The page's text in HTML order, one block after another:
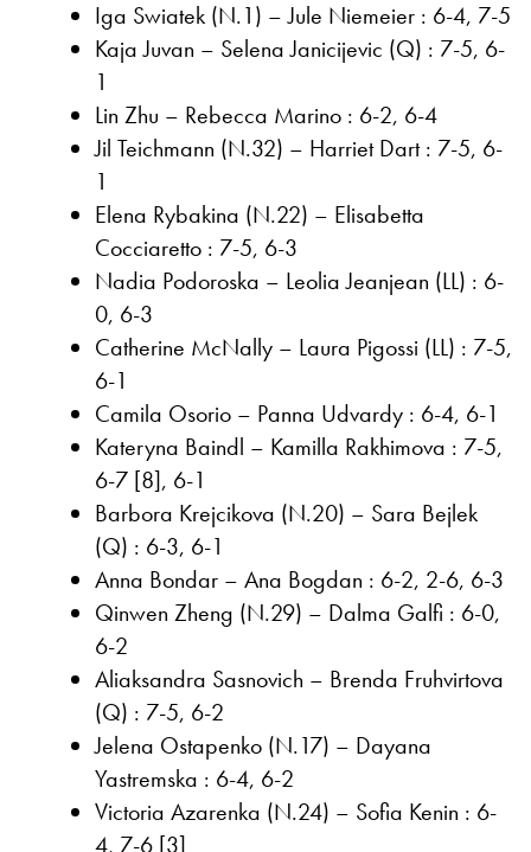
Iga Swiatek (N.1) – Jule Niemeier : 6-4, 7-5
Kaja Juvan – Selena Janicijevic (Q) : 7-5, 6-
1
Lin Zhu – Rebecca Marino : 6-2, 6-4
Jil Teichmann (N.32) – Harriet Dart : 7-5, 6-
1
Elena Rybakina (N.22) – Elisabetta
Cocciaretto : 7-5, 6-3
Nadia Podoroska – Leolia Jeanjean (LL) : 6-
0, 6-3
Catherine McNally – Laura Pigossi (LL) : 7-5,
6-1
Camila Osorio – Panna Udvardy : 6-4, 6-1
Kateryna Baindl – Kamilla Rakhimova : 7-5,
6-7 [8], 6-1
Barbora Krejcikova (N.20) – Sara Bejlek
(Q) : 6-3, 6-1
Anna Bondar – Ana Bogdan : 6-2, 2-6, 6-3
Qinwen Zheng (N.29) – Dalma Galfi : 6-0,
6-2
Aliaksandra Sasnovich – Brenda Fruhvirtova
(Q) : 7-5, 6-2
Jelena Ostapenko (N.17) – Dayana
Yastremska : 6-4, 6-2
Victoria Azarenka (N.24) – Sofia Kenin : 6-
4, 7-6 [3]